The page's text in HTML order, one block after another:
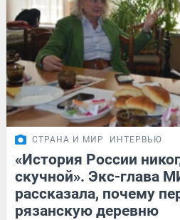
СТРАНА И МИР ИНТЕРВЬЮ
«История России
скучной». Экс-глава
рассказала, почему
рязанскую деревню